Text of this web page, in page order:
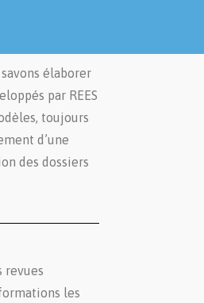
élaborer
par REES
toujours
d’une
des dossiers
revues
les